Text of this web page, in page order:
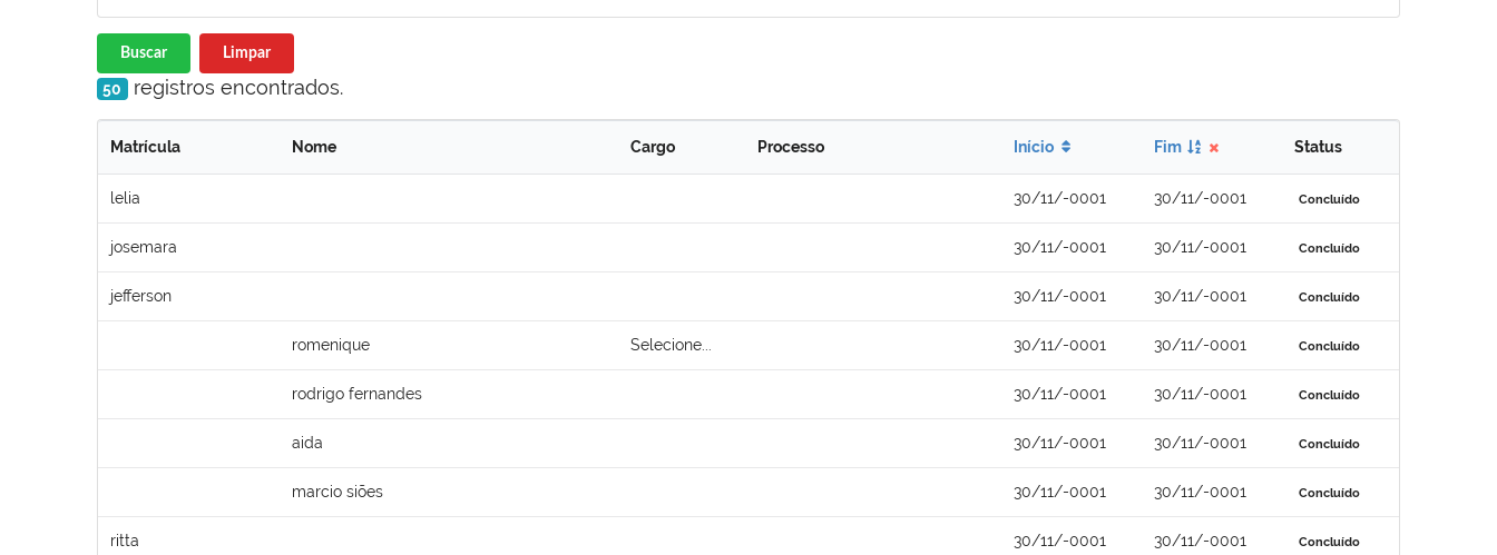
Buscar Limpar
50 registros encontrados.
Matrícula Nome Cargo Processo Início Fim Status
lelia 30/11/-0001 30/11/-0001 Concluído
josemara 30/11/-0001 30/11/-0001 Concluído
jefferson 30/11/-0001 30/11/-0001 Concluído
romenique Selecione... 30/11/-0001 30/11/-0001 Concluído
rodrigo fernandes 30/11/-0001 30/11/-0001 Concluído
aida 30/11/-0001 30/11/-0001 Concluído
marcio siões 30/11/-0001 30/11/-0001 Concluído
ritta 30/11/-0001 30/11/-0001 Concluído